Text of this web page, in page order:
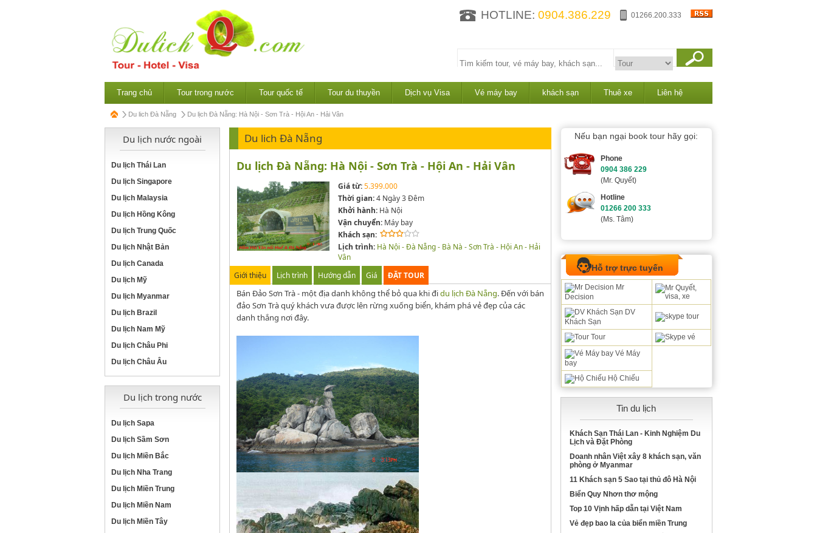
HOTLINE: 0904.386.229 01266.200.333
Trang chủ Tour trong nước Tour quốc tế Tour du thuyền Dịch vụ Visa Vé máy bay khách sạn Thuê xe Liên hệ
Du lich Đà Nẵng Du lịch Đà Nẵng: Hà Nội - Sơn Trà - Hội An - Hải Vân
Du lịch nước ngoài
Du lịch Thái Lan
Du lịch Singapore
Du lịch Malaysia
Du lịch Hồng Kông
Du lịch Trung Quốc
Du lịch Nhật Bản
Du lịch Canada
Du lịch Mỹ
Du lịch Myanmar
Du lịch Brazil
Du lịch Nam Mỹ
Du lịch Châu Phi
Du lịch Châu Âu
Du lịch trong nước
Du lịch Sapa
Du lịch Sầm Sơn
Du lịch Miền Bắc
Du lịch Nha Trang
Du lịch Miền Trung
Du lịch Miền Nam
Du lịch Miền Tây
Du lich Đà Nẵng
Du lịch Đà Nẵng: Hà Nội - Sơn Trà - Hội An - Hải Vân
Giá từ:5.399.000
Thời gian:4 Ngày 3 Đêm
Khởi hành:Hà Nội
Vận chuyển:Máy bay
Khách sạn:
Lịch trình: Hà Nội - Đà Nẵng - Bà Nà - Sơn Trà - Hội An - Hải
Vân
Giới thiệu
Lịch trình Hướng dẫn Giá ĐẶT TOUR
Bán Đảo Sơn Trà - một địa danh không thể bỏ qua khi đidu lịch Đà Nẵng. Đến với bán
đảo Sơn Trà quý khách vưa được lên rừng xuống biển, khám phá vẻ đẹp của các
danh thắng nơi đây.
Nếu bạn ngại book tour hãy gọi:
Phone
0904 386 229
(Mr. Quyết)
Hotline
01266 200 333
(Ms. Tâm)
Hỗ trợ trực tuyến
Mr
Decision
DV
Khách Sạn
Tour
Vé Máy
bay
Hộ Chiếu
Tin du lịch
Khách Sạn Thái Lan - Kinh Nghiệm Du
Lịch và Đặt Phòng
Doanh nhân Việt xây 8 khách sạn, văn
phòng ở Myanmar
11 Khách sạn 5 Sao tại thủ đô Hà Nội
Biển Quy Nhơn thơ mộng
Top 10 Vịnh hấp dẫn tại Việt Nam
Vẻ đẹp bao la của biển miền Trung